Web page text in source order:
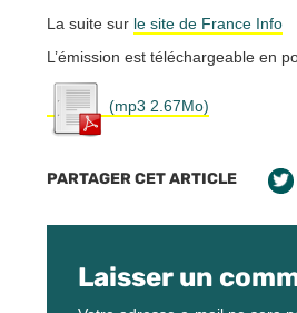
La suite sur le site de France Info
L’émission est téléchargeable en
(mp3 2.67Mo)
PARTAGER CET ARTICLE
Laisser un